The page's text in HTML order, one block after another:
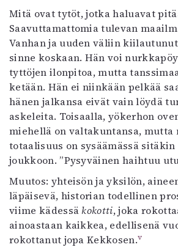
Mitä ovat tytöt, jotka haluavat
Saavuttamattomia tulevan
Vanhan ja uuden väliin
sinne koskaan. Hän voi
tyttöjen ilonpitoa, mutta
ketään. Hän ei niinkään pelkää
hänen jalkansa eivät vain löydä
askeleita. Toisaalla, yökerhon
miehellä on valtakuntansa, mutta
totaalisuus on sysäämässä
joukkoon. ”Pysyväinen haihtuu
Muutos: yhteisön ja yksilön,
läpäisevä, historian todellinen
viime kädessäkokotti, joka
ainoastaan kaikkea, edellisenä
rokottanut jopa Kekkosen.v